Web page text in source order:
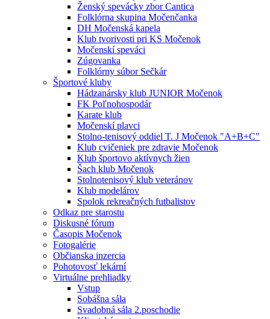
Ženský spevácky zbor Cantica
Folklórna skupina Močenčanka
DH Močenská kapela
Klub tvorivosti pri KS Močenok
Močenskí speváci
Zúgovanka
Folklórny súbor Sečkár
Športové kluby
Hádzanársky klub JUNIOR Močenok
FK Poľnohospodár
Karate klub
Močenskí plavci
Stolno-tenisový oddiel T. J Močenok "A+B+C"
Klub cvičeniek pre zdravie Močenok
Klub športovo aktívnych žien
Šach klub Močenok
Stolnotenisový klub veteránov
Klub modelárov
Spolok rekreačných futbalistov
Odkaz pre starostu
Diskusné fórum
Časopis Močenok
Fotogalérie
Občianska inzercia
Pohotovosť lekární
Virtuálne prehliadky
Vstup
Sobášna sála
Svadobná sála 2.poschodie